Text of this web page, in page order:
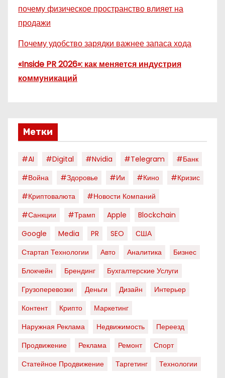
почему физическое пространство влияет на
продажи
Почему удобство зарядки важнее запаса хода
«Inside PR 2026»: как меняется индустрия
коммуникаций
Метки
#AI #digital #nvidia #telegram
#банк
#война
#здоровье #ии #кино
#кризис
#криптовалюта
#новости Компаний
#санкции
#трамп Apple
Blockchain
Google
Media PR SEO
США
Стартап Технологии
Авто Аналитика
Бизнес
Блокчейн
Брендинг
Бухгалтерские Услуги
Грузоперевозки
Деньги Дизайн
Интерьер
Контент
Крипто
Маркетинг
Наружная Реклама
Недвижимость
Переезд
Продвижение
Реклама Ремонт
Спорт
Статейное Продвижение
Таргетинг Технологии